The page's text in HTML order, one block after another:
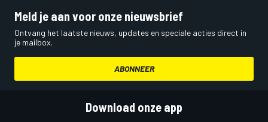
Meld je aan voor onze nieuwsbrief
Ontvang het laatste nieuws, updates en speciale acties direct in
je mailbox.
ABONNEER
Download onze app